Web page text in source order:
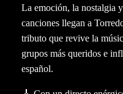
La emoción, la nostalgia
canciones llegan a
tributo que revive la
grupos más queridos e
español.